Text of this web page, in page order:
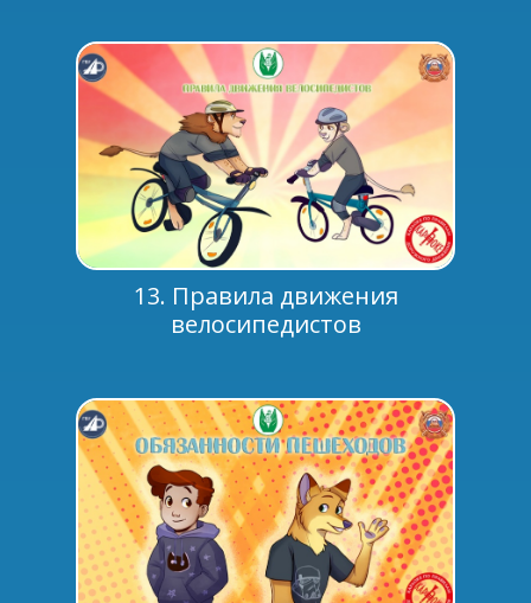
13. Правила движения
велосипедистов